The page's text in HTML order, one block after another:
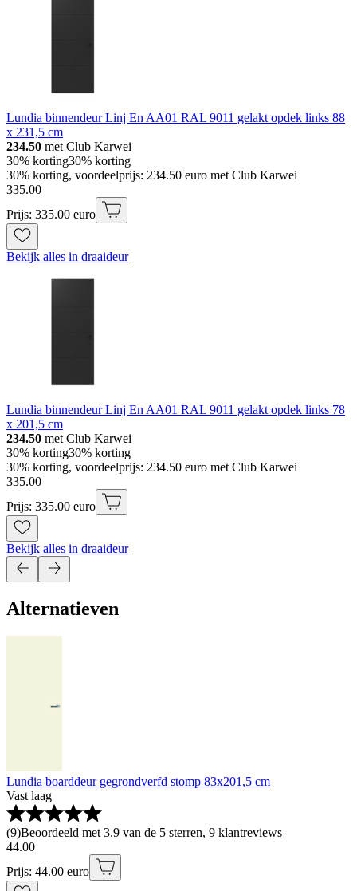
Lundia binnendeur Linj En AA01 RAL 9011 gelakt opdek links 88
x 231,5 cm
234.50 met Club Karwei
30% korting30% korting
30% korting, voordeelprijs: 234.50 euro met Club Karwei
335.00
Prijs: 335.00 euro
Bekijk alles in draaideur
Lundia binnendeur Linj En AA01 RAL 9011 gelakt opdek links 78
x 201,5 cm
234.50 met Club Karwei
30% korting30% korting
30% korting, voordeelprijs: 234.50 euro met Club Karwei
335.00
Prijs: 335.00 euro
Bekijk alles in draaideur
Alternatieven
Lundia boarddeur gegrondverfd stomp 83x201,5 cm
Vast laag
(9)Beoordeeld met 3.9 van de 5 sterren, 9 klantreviews
44.00
Prijs: 44.00 euro